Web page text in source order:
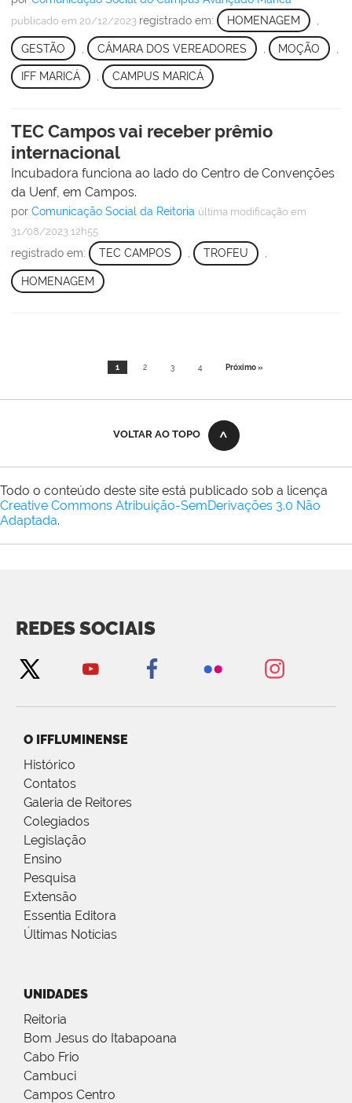
publicado em 20/12/2023 registrado em: HOMENAGEM
GESTÃO CÂMARA DOS VEREADORES MOÇÃO
IFF MARICÁ , CAMPUS MARICÁ
TEC Campos vai receber prêmio
internacional
Incubadora funciona ao lado do Centro de Convenções
da Uenf, em Campos.
por Comunicação Social da Reitoria última modificação em
31/08/2023 12h55
registrado em: TEC CAMPOS TROFEU
HOMENAGEM
1 2 3 4 Próximo »
VOLTAR AO TOPO
Todo o conteúdo deste site está publicado sob a licença
Creative Commons Atribuição-SemDerivações 3.0 Não
Adaptada.
REDES SOCIAIS
O IFFLUMINENSE
Histórico
Contatos
Galeria de Reitores
Colegiados
Legislação
Ensino
Pesquisa
Extensão
Essentia Editora
Últimas Notícias
UNIDADES
Reitoria
Bom Jesus do Itabapoana
Cabo Frio
Cambuci
Campos Centro